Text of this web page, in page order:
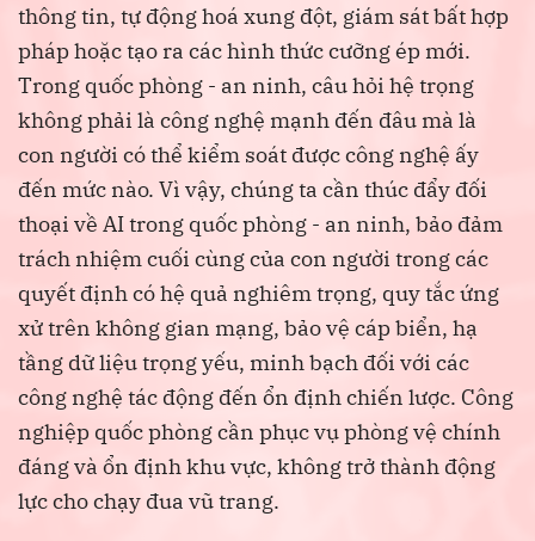
thông tin, tự động hoá xung đột, giám sát bất hợp
pháp hoặc tạo ra các hình thức cưỡng ép mới.
Trong quốc phòng - an ninh, câu hỏi hệ trọng
không phải là công nghệ mạnh đến đâu mà là
con người có thể kiểm soát được công nghệ ấy
đến mức nào. Vì vậy, chúng ta cần thúc đẩy đối
thoại về AI trong quốc phòng - an ninh, bảo đảm
trách nhiệm cuối cùng của con người trong các
quyết định có hệ quả nghiêm trọng, quy tắc ứng
xử trên không gian mạng, bảo vệ cáp biển, hạ
tầng dữ liệu trọng yếu, minh bạch đối với các
công nghệ tác động đến ổn định chiến lược. Công
nghiệp quốc phòng cần phục vụ phòng vệ chính
đáng và ổn định khu vực, không trở thành động
lực cho chạy đua vũ trang.